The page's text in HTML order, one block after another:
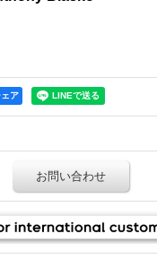
ア
お問い合わせ